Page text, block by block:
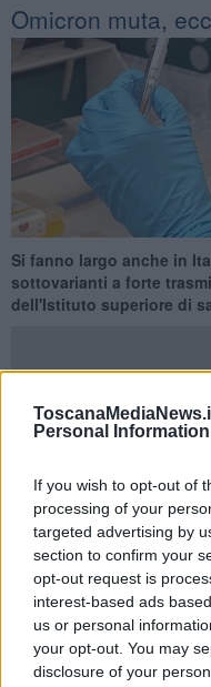
Personal Information
If you wish to opt-out of
processing of your
targeted advertising by
section to confirm your
opt-out request is
interest-based ads
us or personal
your opt-out. You may
disclosure of your
Omicron muta,
Si fanno largo anche in
sottovarianti a forte
dell'Istituto superiore di
ROMA —Omicron muta e
riconosciute dal sistema
innalzerebbe le difese nei
dall'ultima relazione
realizzata dall'Istituto
Ad avanzare
dettaCerberuse la XBB
acquisito una prevalenza